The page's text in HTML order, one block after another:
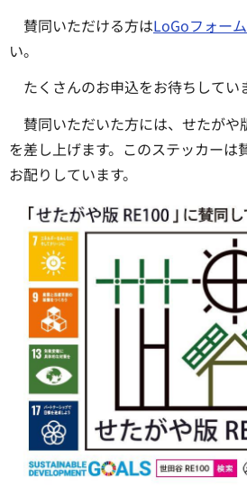
賛同いただける方はLoGoフォーム
い。
たくさんのお申込をお待ちしてい
賛同いただいた方には、せたがや
を差し上げます。このステッカーは
お配りしています。